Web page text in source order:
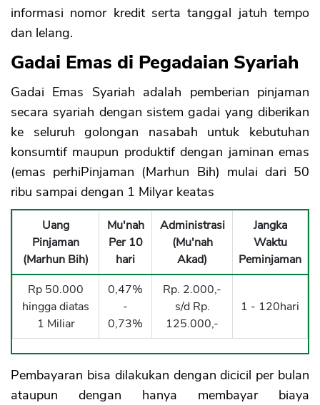
informasi nomor kredit serta tanggal jatuh tempo
dan lelang.
Gadai Emas di Pegadaian Syariah
Gadai Emas Syariah adalah pemberian pinjaman
secara syariah dengan sistem gadai yang diberikan
ke seluruh golongan nasabah untuk kebutuhan
konsumtif maupun produktif dengan jaminan emas
(emas perhiPinjaman (Marhun Bih) mulai dari 50
ribu sampai dengan 1 Milyar keatas
Uang
Pinjaman
(Marhun Bih)
Mu'nah
Per 10
hari
Administrasi
(Mu'nah
Akad)
Jangka
Waktu
Peminjaman
Rp 50.000
hingga diatas
1 Miliar
0,47%
-
0,73%
Rp. 2.000,-
s/d Rp.
125.000,-
1 - 120hari
Pembayaran bisa dilakukan dengan dicicil per bulan
ataupun dengan hanya membayar biaya